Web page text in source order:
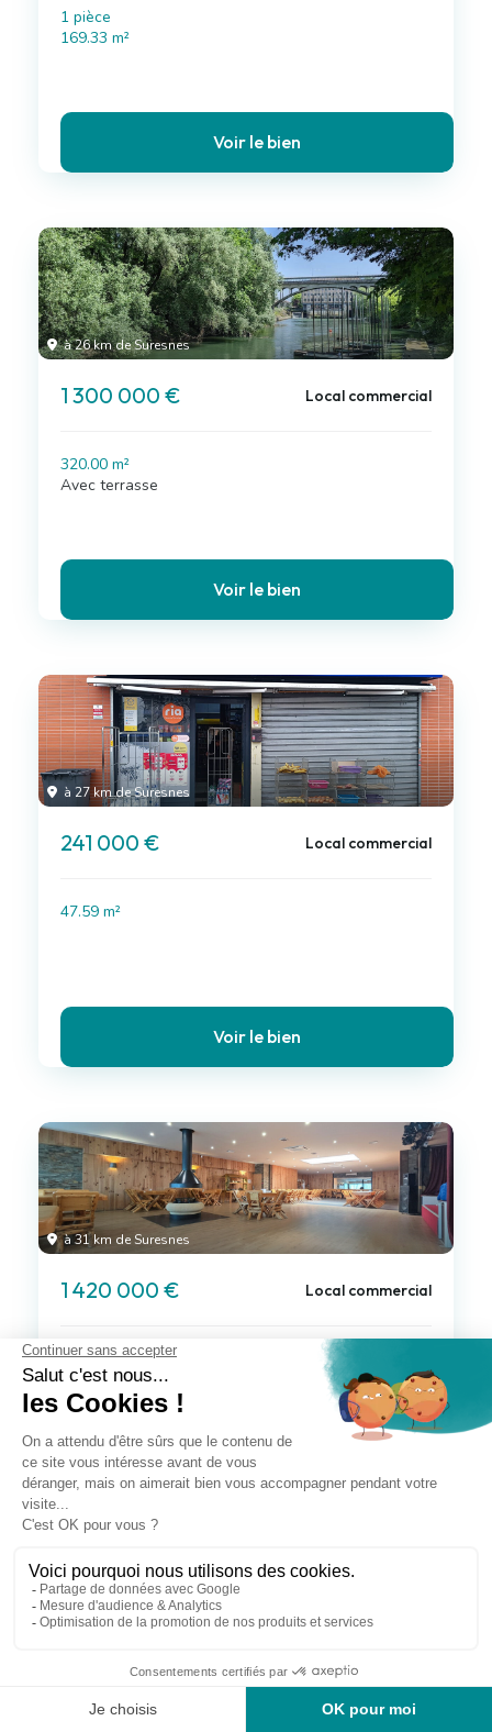
1 pièce
169.33 m²
Voir le bien
à 26 km de Suresnes
1 300 000 € Local commercial
320.00 m²
Avec terrasse
Voir le bien
à 27 km de Suresnes
241 000 € Local commercial
47.59 m²
Voir le bien
à 31 km de Suresnes
1 420 000 € Local commercial
780.00 m²
Voir le bien